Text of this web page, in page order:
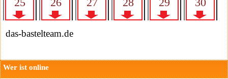
das-bastelteam.de
Wer ist online